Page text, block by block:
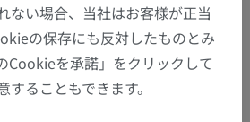
ない場合、当社はお客様が正当
の保存にも反対したものとみ
Cookieを承諾」をクリックして
ることもできます。